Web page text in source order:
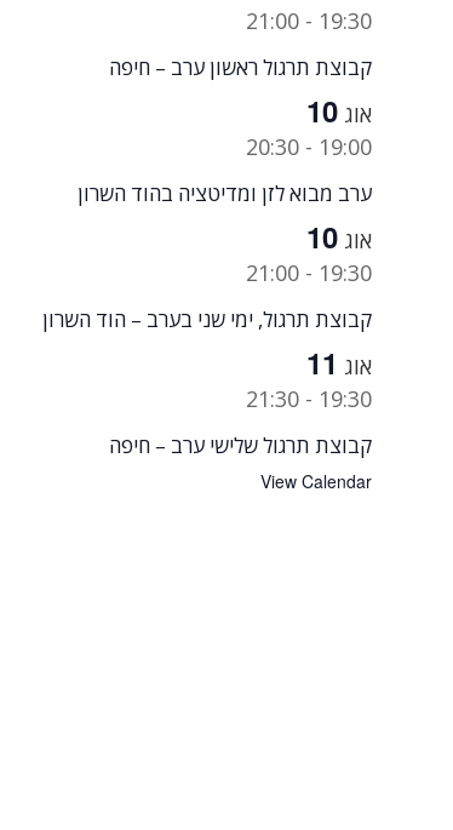
19:30
-
21:00
קבוצת תרגול ראשון ערב – חיפה
אוג 10
19:00
-
20:30
ערב מבוא לזן ומדיטציה בהוד השרון
אוג 10
19:30
-
21:00
קבוצת תרגול, ימי שני בערב – הוד השרון
אוג 11
19:30
-
21:30
קבוצת תרגול שלישי ערב – חיפה
View Calendar